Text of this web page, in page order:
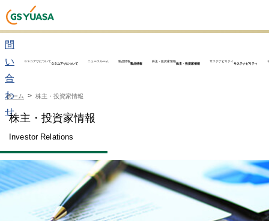
お
問
い
合
わ
せ
ＧＳユアサについて
ＧＳユアサについて
ニュースルーム 製品情報
製品情報
株主・投資家情報
株主・投資家情報
サステナビリティ
サステナビリティ
ホーム 株主・投資家情報
Investor Relations
株主・投資家情報